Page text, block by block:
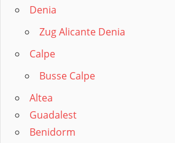
Denia
Zug Alicante Denia
Calpe
Busse Calpe
Altea
Guadalest
Benidorm